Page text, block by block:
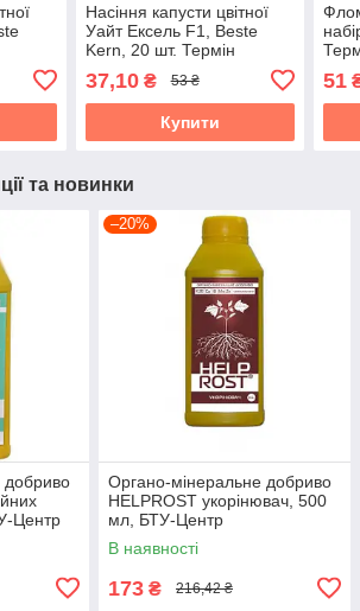
Насіння капусти цвітної
Уайт Ексель F1, Beste
Kern, 20 шт. Термін
придатності до 31.10.2026
37,10₴ 53 ₴
Купити
51
та новинки
добриво
Центр
–20%
Органо-мінеральне добриво
HELPROST укорінювач, 500
мл, БТУ-Центр
В наявності
173 ₴ 216,42 ₴